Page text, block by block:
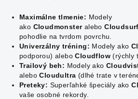
Maximálne tlmenie: Modely
ako Cloudmonster alebo
pohodlie na tvrdom povrchu.
Univerzálny tréning: Modely ako
podporou) alebo Cloudflow (rýchly
Trailový beh: Modely ako
alebo Cloudultra (dlhé trate v
Preteky: Superľahké špeciály ako
vaše osobné rekordy.